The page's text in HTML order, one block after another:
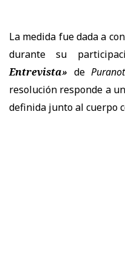
La medida fue dada a
durante su
Entrevista» de
resolución responde a
definida junto al cuerpo